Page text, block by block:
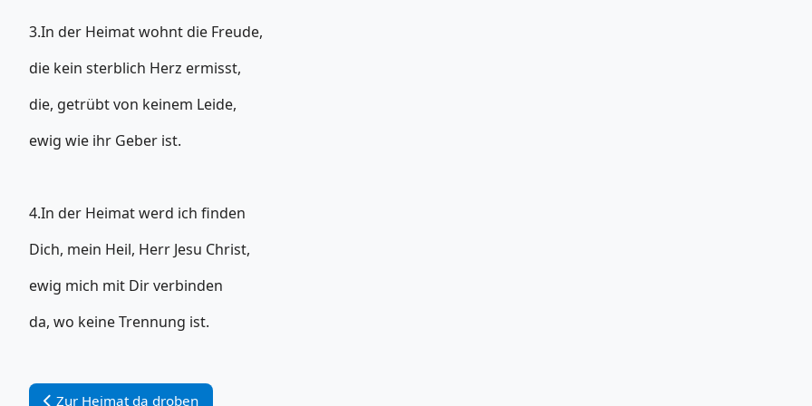
3.In der Heimat wohnt die Freude,
die kein sterblich Herz ermisst,
die, getrübt von keinem Leide,
ewig wie ihr Geber ist.
4.In der Heimat werd ich finden
Dich, mein Heil, Herr Jesu Christ,
ewig mich mit Dir verbinden
da, wo keine Trennung ist.
Vorheriger Beitrag: Zur Heimat da droben
Zur Heimat da droben